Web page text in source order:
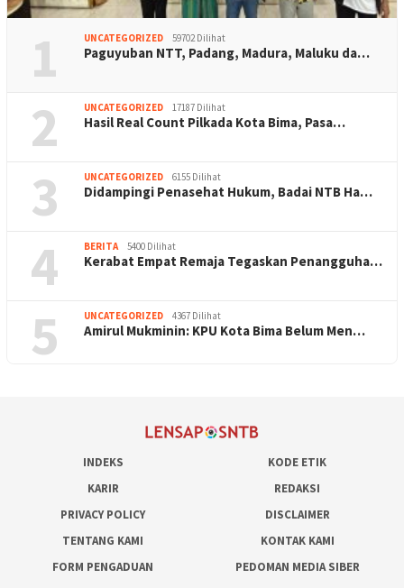
1 UNCATEGORIZED 59702 Dilihat
Paguyuban NTT, Padang, Madura, Maluku da…
2 UNCATEGORIZED 17187 Dilihat
Hasil Real Count Pilkada Kota Bima, Pasa…
3 UNCATEGORIZED 6155 Dilihat
Didampingi Penasehat Hukum, Badai NTB Ha…
4 BERITA 5400 Dilihat
Kerabat Empat Remaja Tegaskan Penangguha…
5 UNCATEGORIZED 4367 Dilihat
Amirul Mukminin: KPU Kota Bima Belum Men…
INDEKS
KODE ETIK
KARIR
REDAKSI
PRIVACY POLICY
DISCLAIMER
TENTANG KAMI
KONTAK KAMI
FORM PENGADUAN
PEDOMAN MEDIA SIBER